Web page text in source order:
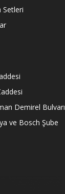
Setleri
Demirel Bulvarı
ve Bosch Şube